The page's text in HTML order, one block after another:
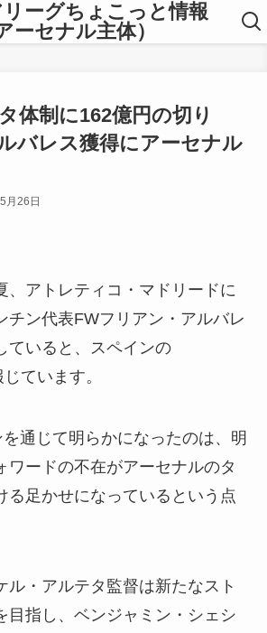
ーグちょこっと情報
ーセナル主体）
体制に162億円の切り
バレス獲得にアーセナル
月26日
、アトレティコ・マドリードに
チン代表FWフリアン・アルバレ
ていると、スペインの
ています。
通じて明らかになったのは、明
ワードの不在がアーセナルのタ
る足かせになっているという点
ル・アルテタ監督は新たなスト
目指し、ベンジャミン・シェシ